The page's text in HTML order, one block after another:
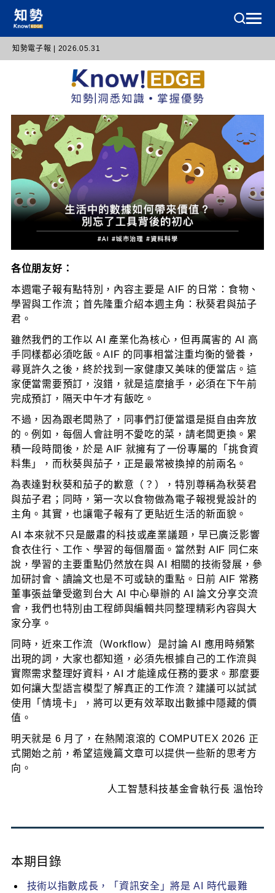
知勢電子報 | 2026.05.31
各位朋友好：
本週電子報有點特別，內容主要是 AIF 的日常：食物、
學習與工作流；首先隆重介紹本週主角：秋葵君與茄子
君。
雖然我們的工作以 AI 產業化為核心，但再厲害的 AI 高
手同樣都必須吃飯。AIF 的同事相當注重均衡的營養，
尋覓許久之後，終於找到一家健康又美味的便當店。這
家便當需要預訂，沒錯，就是這麼搶手，必須在下午前
完成預訂，隔天中午才有飯吃。
不過，因為跟老闆熟了，同事們訂便當還是挺自由奔放
的。例如，每個人會註明不愛吃的菜，請老闆更換。累
積一段時間後，於是 AIF 就擁有了一份專屬的「挑食資
料集」，而秋葵與茄子，正是最常被換掉的前兩名。
為表達對秋葵和茄子的歉意（？），特別尊稱為秋葵君
與茄子君；同時，第一次以食物做為電子報視覺設計的
主角。其實，也讓電子報有了更貼近生活的新面貌。
AI 本來就不只是嚴肅的科技或產業議題，早已廣泛影響
食衣住行、工作、學習的每個層面。當然對 AIF 同仁來
說，學習的主要重點仍然放在與 AI 相關的技術發展，參
加研討會、讀論文也是不可或缺的重點。日前 AIF 常務
董事張益肇受邀到台大 AI 中心舉辦的 AI 論文分享交流
會，我們也特別由工程師與編輯共同整理精彩內容與大
家分享。
同時，近來工作流（Workflow）是討論 AI 應用時頻繁
出現的詞，大家也都知道，必須先根據自己的工作流與
實際需求整理好資料，AI 才能達成任務的要求。那麼要
如何讓大型語言模型了解真正的工作流？建議可以試試
使用「情境卡」，將可以更有效萃取出數據中隱藏的價
值。
明天就是 6 月了，在熱鬧滾滾的 COMPUTEX 2026 正
式開始之前，希望這幾篇文章可以提供一些新的思考方
向。
人工智慧科技基金會執行長 溫怡玲
本期目錄
技術以指數成長，「資訊安全」將是 AI 時代最難